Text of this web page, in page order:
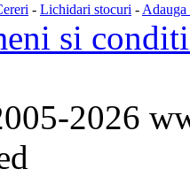
- Lichidari stocuri - Adauga
si
2026